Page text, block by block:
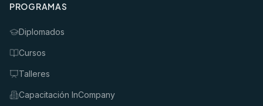
PROGRAMAS
Diplomados
Cursos
Talleres
Capacitación InCompany